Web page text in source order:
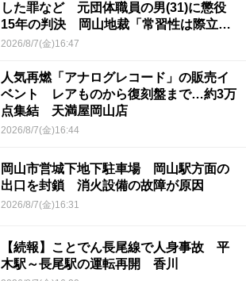
した罪など 元団体職員の男(31)に懲役
15年の判決 岡山地裁「常習性は際立っ
ていて被害結果も非常に重い」
2026/8/7(金)16:47
人気再燃「アナログレコード」の販売イ
ベント レアものから復刻盤まで…約3万
点集結 天満屋岡山店
2026/8/7(金)16:44
岡山市営城下地下駐車場 岡山駅方面の
出口を封鎖 消火設備の故障が原因
2026/8/7(金)16:31
【続報】ことでん長尾線で人身事故 平
木駅～長尾駅の運転再開 香川